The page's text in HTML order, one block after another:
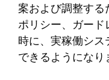
案および調整する
ポリシー、ガード
時に、実稼働シ
できるようになり